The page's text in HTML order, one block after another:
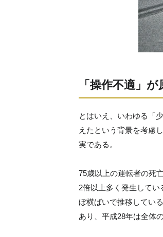
「操作不適」
とはいえ、いわゆる「
えたという背景を考慮
実である。
75歳以上の運転者の死
2倍以上多く発生して
ぼ横ばいで推移してい
あり、平成28年は全体